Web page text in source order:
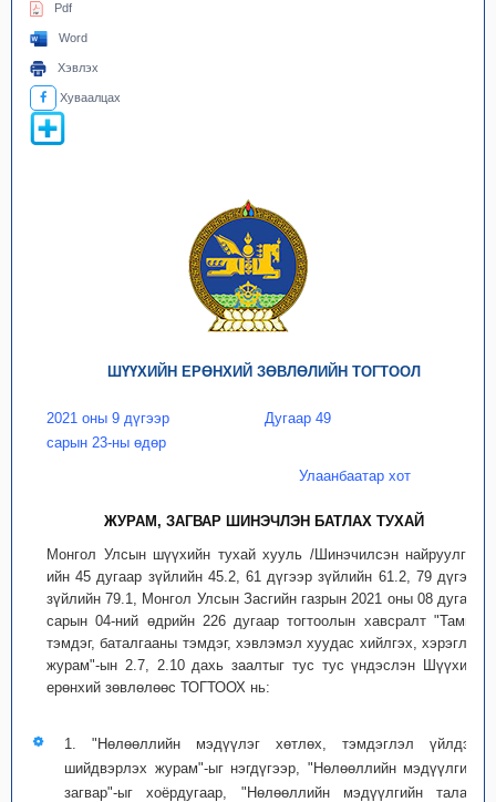
Pdf
Word
Хэвлэх
Хуваалцах
ШҮҮХИЙН ЕРӨНХИЙ ЗӨВЛӨЛИЙН ТОГТООЛ
2021 оны 9 дүгээр
сарын 23-ны өдөр
Дугаар 49
Улаанбаатар хот
ЖУРАМ, ЗАГВАР ШИНЭЧЛЭН БАТЛАХ ТУХАЙ
Монгол Улсын шүүхийн тухай хууль /Шинэчилсэн найруулга/-
ийн 45 дугаар зүйлийн 45.2, 61 дүгээр зүйлийн 61.2, 79 дүгээр
зүйлийн 79.1, Монгол Улсын Засгийн газрын 2021 оны 08 дугаар
сарын 04-ний өдрийн 226 дугаар тогтоолын хавсралт "Тамга,
тэмдэг, баталгааны тэмдэг, хэвлэмэл хуудас хийлгэх, хэрэглэх
журам"-ын 2.7, 2.10 дахь заалтыг тус тус үндэслэн Шүүхийн
ерөнхий зөвлөлөөс ТОГТООХ нь:
1. "Нөлөөллийн мэдүүлэг хөтлөх, тэмдэглэл үйлдэх,
шийдвэрлэх журам"-ыг нэгдүгээр, "Нөлөөллийн мэдүүлгийн
загвар"-ыг хоёрдугаар, "Нөлөөллийн мэдүүлгийн талаар